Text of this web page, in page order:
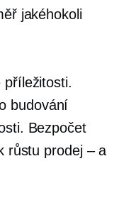
jakéhokoli
příležitosti.
budování
Bezpočet
růstu prodej – a